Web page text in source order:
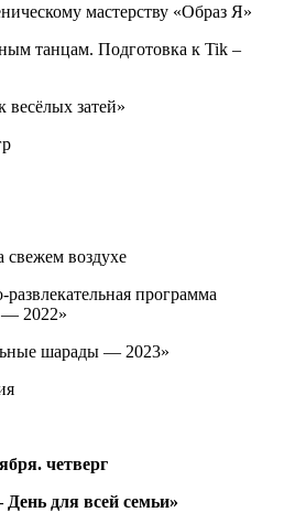
мастерству «Образ Я»
танцам. Подготовка к Tik –
затей»
воздухе
программа
— 2022»
шарады — 2023»
четверг
для всей семьи»